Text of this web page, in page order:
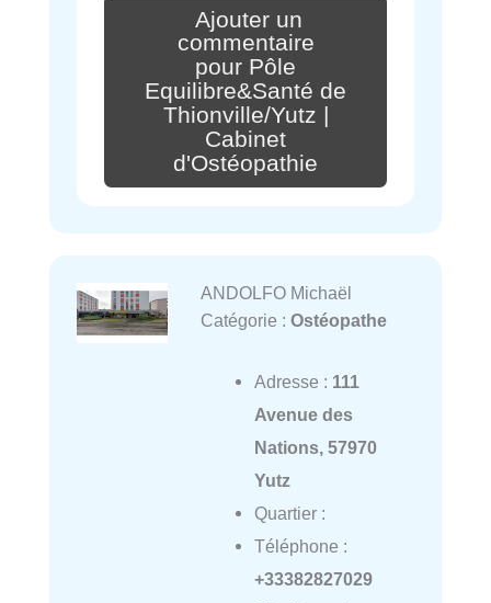
Ajouter un
commentaire
pour Pôle
Equilibre&Santé de
Thionville/Yutz |
Cabinet
d'Ostéopathie
ANDOLFO Michaël
Catégorie : Ostéopathe
Adresse : 111
Avenue des
Nations, 57970
Yutz
Quartier :
Téléphone :
+33382827029